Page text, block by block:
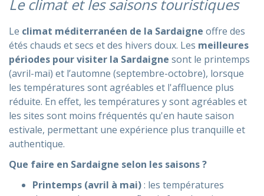
Le climat et les saisons touristiques
Le climat méditerranéen de la Sardaigne offre des
étés chauds et secs et des hivers doux. Les meilleures
périodes pour visiter la Sardaigne sont le printemps
(avril-mai) et l’automne (septembre-octobre), lorsque
les températures sont agréables et l'affluence plus
réduite. En effet, les températures y sont agréables et
les sites sont moins fréquentés qu'en haute saison
estivale, permettant une expérience plus tranquille et
authentique.
Que faire en Sardaigne selon les saisons ?
Printemps (avril à mai): les températures